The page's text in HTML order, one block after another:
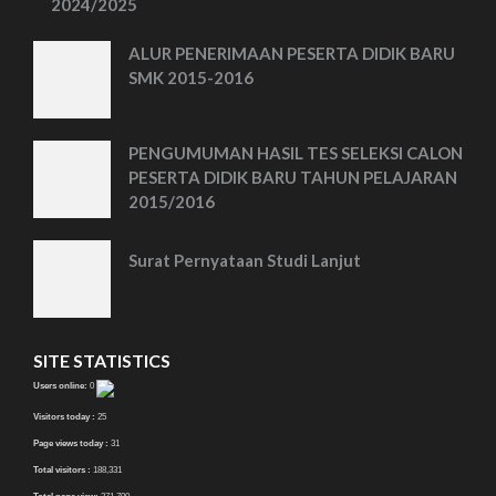
2024/2025
ALUR PENERIMAAN PESERTA DIDIK BARU
SMK 2015-2016
PENGUMUMAN HASIL TES SELEKSI CALON
PESERTA DIDIK BARU TAHUN PELAJARAN
2015/2016
Surat Pernyataan Studi Lanjut
SITE STATISTICS
Users online: 0
Visitors today : 25
Page views today : 31
Total visitors : 188,331